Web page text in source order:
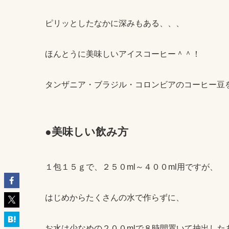
ピリッとしたなかに深みもある、、、
ほんとうに美味しいアイスコーヒー＾＾！
タンザニア・ブラジル・コロンビアのコーヒー豆
●美味しい飲み方
１包１５ｇで、２５０ml～４００ml用ですが、
はじめからたくさんの水で作らずに、